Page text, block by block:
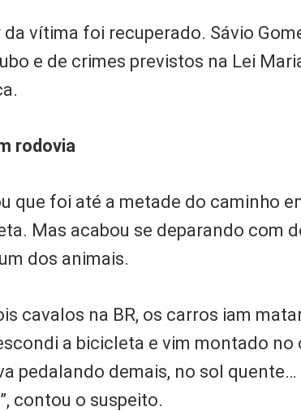
da vítima foi recuperado. Sávio
e de crimes previstos na Lei
rodovia
que foi até a metade do caminho
Mas acabou se deparando com
dos animais.
cavalos na BR, os carros iam
a bicicleta e vim montado no
pedalando demais, no sol
contou o suspeito.